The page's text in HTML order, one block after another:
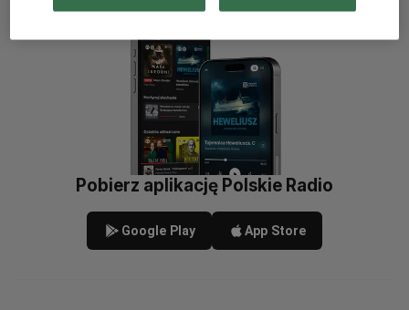
Pobierz aplikację Polskie Radio
Google Play App Store